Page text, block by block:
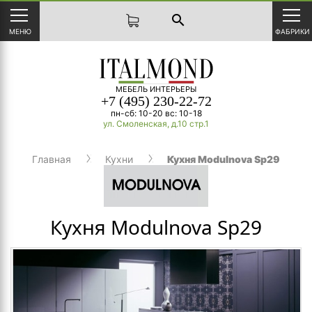
МЕНЮ
search
ФАБРИКИ
МЕБЕЛЬ ИНТЕРЬЕРЫ
+7 (495) 230-22-72
пн-сб: 10-20 вс: 10-18
ул. Смоленская, д.10 стр.1
Главная Кухни Кухня Modulnova Sp29
Кухня Modulnova Sp29